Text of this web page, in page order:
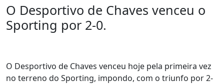
O Desportivo de Chaves venceu o
Sporting por 2-0.
O Desportivo de Chaves venceu hoje pela primeira vez
no terreno do Sporting, impondo, com o triunfo por 2-